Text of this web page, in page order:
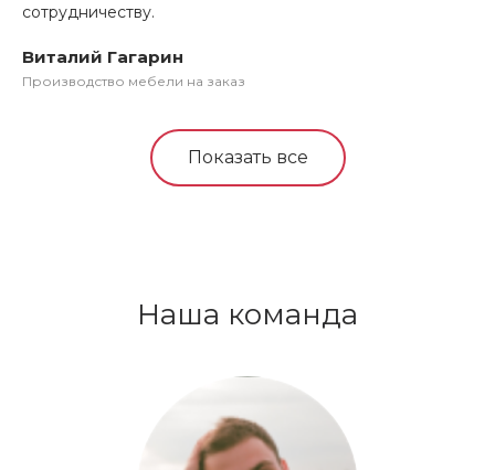
сотрудничеству.
Виталий Гагарин
Производство мебели на заказ
Показать все
Наша команда